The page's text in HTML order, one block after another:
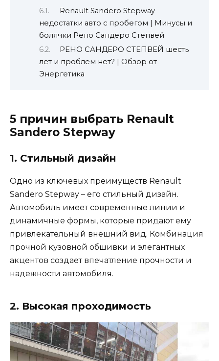
Renault Sandero Stepway
недостатки авто с пробегом | Минусы и
болячки Рено Сандеро Степвей
РЕНО САНДЕРО СТЕПВЕЙ шесть
лет и проблем нет? | Обзор от
Энергетика
5 причин выбрать Renault
Sandero Stepway
1. Стильный дизайн
Одно из ключевых преимуществ Renault
Sandero Stepway – его стильный дизайн.
Автомобиль имеет современные линии и
динамичные формы, которые придают ему
привлекательный внешний вид. Комбинация
прочной кузовной обшивки и элегантных
акцентов создает впечатление прочности и
надежности автомобиля.
2. Высокая проходимость